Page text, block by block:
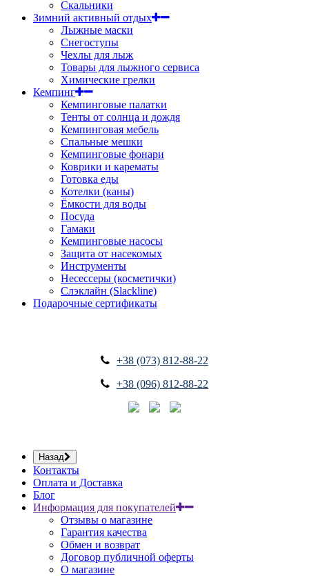
Скальники
Зимний активный отдых
Лыжные маски
Снегоступы
Чехлы для лыж
Товары для лыжного сервиса
Химические грелки
Кемпинг
Кемпинговые палатки
Тенты от солнца и дождя
Кемпинговая мебель
Спальные мешки
Кемпинговые фонари
Коврики и карематы
Готовка еды
Котелки (каны)
Ёмкости для воды
Посуда
Гамаки
Кемпинговые насосы
Защита от насекомых
Инструменты
Несессеры (косметички)
Слэклайн (Slackline)
Подарочные сертификаты
+38 (073) 812-88-22
+38 (096) 812-88-22
Назад
Контакты
Оплата и Доставка
Блог
Информация для покупателей
Отзывы о магазине
Гарантия качества
Обмен и возврат
Договор публичной оферты
О магазине